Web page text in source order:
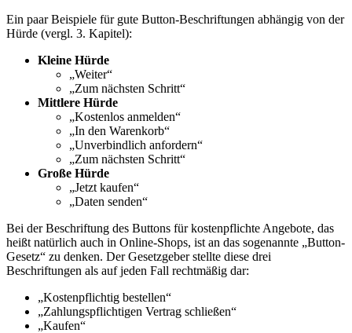
Ein paar Beispiele für gute Button-Beschriftungen abhängig von der
Hürde (vergl. 3. Kapitel):
Kleine Hürde
„Weiter“
„Zum nächsten Schritt“
Mittlere Hürde
„Kostenlos anmelden“
„In den Warenkorb“
„Unverbindlich anfordern“
„Zum nächsten Schritt“
Große Hürde
„Jetzt kaufen“
„Daten senden“
Bei der Beschriftung des Buttons für kostenpflichte Angebote, das
heißt natürlich auch in Online-Shops, ist an das sogenannte „Button-
Gesetz“ zu denken. Der Gesetzgeber stellte diese drei
Beschriftungen als auf jeden Fall rechtmäßig dar:
„Kostenpflichtig bestellen“
„Zahlungspflichtigen Vertrag schließen“
„Kaufen“